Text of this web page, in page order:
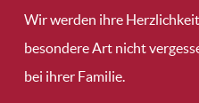
Wir werden ihre
besondere Art nicht
bei ihrer Familie.